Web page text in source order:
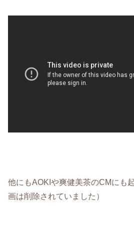
他にもAOKIや爽健美茶のCMにも
画は削除されていました）